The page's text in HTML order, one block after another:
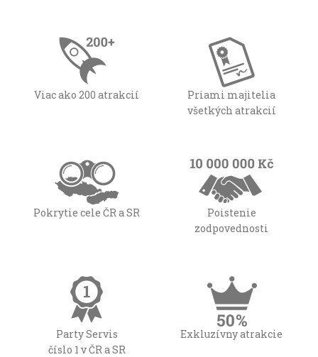
Viac ako 200 atrakcií
Priami majitelia
všetkých atrakcií
Pokrytie cele ČR a SR
Poistenie
zodpovednosti
Party Servis
číslo 1 v ČR a SR
Exkluzívny atrakcie